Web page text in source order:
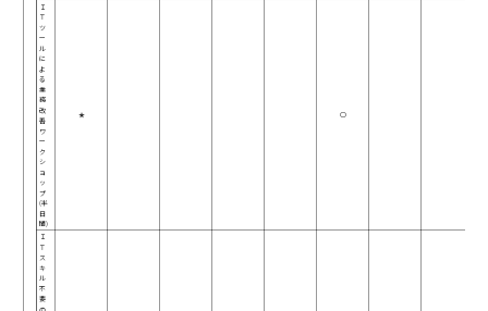
Ｉ
Ｔ
ツ
ー
ル
に
よ
る
業
務
改
善
ワ
ー
ク
シ
ョ
ッ
プ
(半
日
間)
★ ○
Ｉ
Ｔ
ス
キ
ル
不
要
の